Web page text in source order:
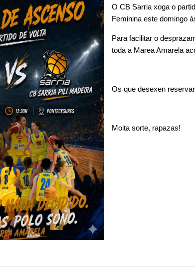
O CB Sarria xoga o
Feminina este domingo
Para facilitar o
toda a Marea Amarela
Os que desexen
Moita sorte, rapazas!